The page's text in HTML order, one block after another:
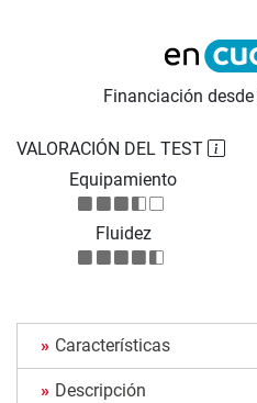
VALORACIÓN DEL TEST
Equipamiento
Fluidez
Financiación desde
Características
Descripción